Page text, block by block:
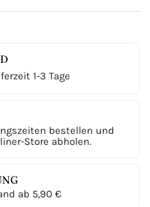
1-3 Tage
bestellen und
Store abholen.
ab 5,90 €